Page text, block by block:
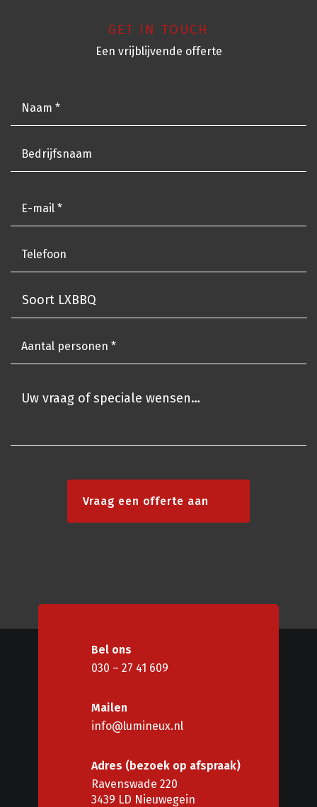
GET IN TOUCH
Een vrijblijvende offerte
Vraag een offerte aan
Bel ons
030 – 27 41 609
Mailen
info@lumineux.nl
Adres (bezoek op afspraak)
Ravenswade 220
3439 LD Nieuwegein